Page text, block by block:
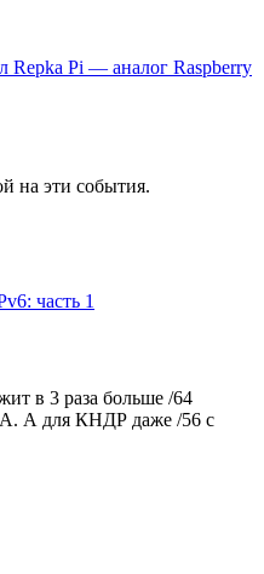
Repka Pi — аналог Raspberry
на эти события.
часть 1
в 3 раза больше /64
А для КНДР даже /56 с